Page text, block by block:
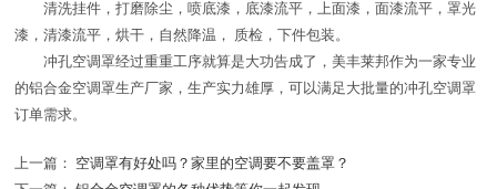
清洗挂件，打磨除尘，喷底漆，底漆流平，上面漆，面漆流平，罩光
漆，清漆流平，烘干，自然降温， 质检，下件包装。
冲孔空调罩经过重重工序就算是大功告成了，美丰莱邦作为一家专业
的铝合金空调罩生产厂家，生产实力雄厚，可以满足大批量的冲孔空调罩
订单需求。
上一篇：
空调罩有好处吗？家里的空调要不要盖罩？